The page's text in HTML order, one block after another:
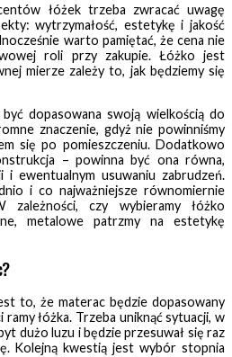
łóżek trzeba zwracać uwagę
wytrzymałość, estetykę i jakość
warto pamiętać, że cena nie
roli przy zakupie. Łóżko jest
mierze zależy to, jak będziemy się
dopasowana swoją wielkością do
znaczenie, gdyż nie powinniśmy
się po pomieszczeniu. Dodatkowo
– powinna być ona równa,
i ewentualnym usuwaniu zabrudzeń.
i co najważniejsze równomiernie
zależności, czy wybieramy łóżko
metalowe patrzmy na estetykę
to, że materac będzie dopasowany
łóżka. Trzeba uniknąć sytuacji, w
dużo luzu i będzie przesuwał się raz
Kolejną kwestią jest wybór stopnia